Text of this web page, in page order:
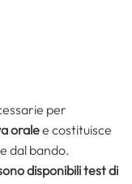
per
oralee costituisce
dal bando.
disponibilitest di